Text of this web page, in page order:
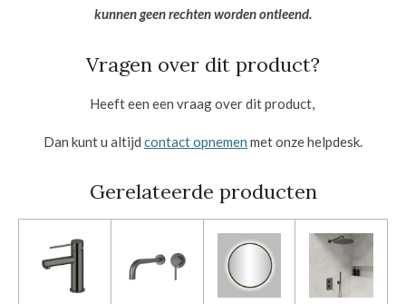
kunnen geen rechten worden ontleend.
Vragen over dit product?
Heeft een een vraag over dit product,
Dan kunt u altijd contact opnemen met onze helpdesk.
Gerelateerde producten